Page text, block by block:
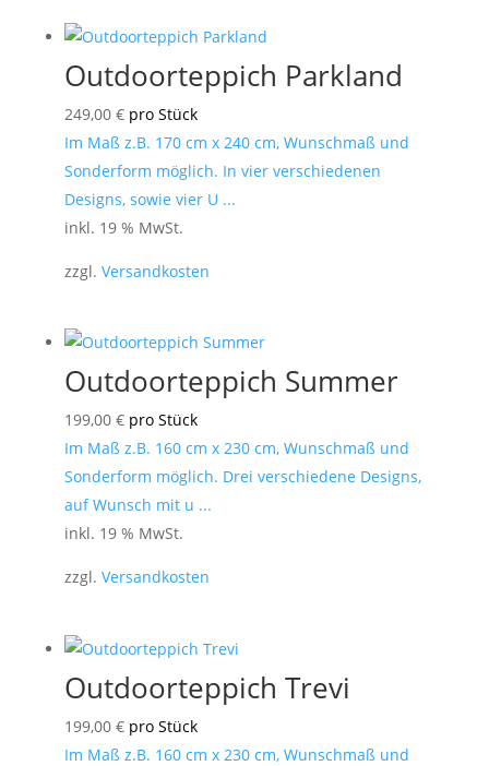
Outdoorteppich Parkland
249,00 € pro Stück
Im Maß z.B. 170 cm x 240 cm, Wunschmaß und
Sonderform möglich. In vier verschiedenen
Designs, sowie vier U ...
inkl. 19 % MwSt.
zzgl. Versandkosten
Outdoorteppich Summer
199,00 € pro Stück
Im Maß z.B. 160 cm x 230 cm, Wunschmaß und
Sonderform möglich. Drei verschiedene Designs,
auf Wunsch mit u ...
inkl. 19 % MwSt.
zzgl. Versandkosten
Outdoorteppich Trevi
199,00 € pro Stück
Im Maß z.B. 160 cm x 230 cm, Wunschmaß und